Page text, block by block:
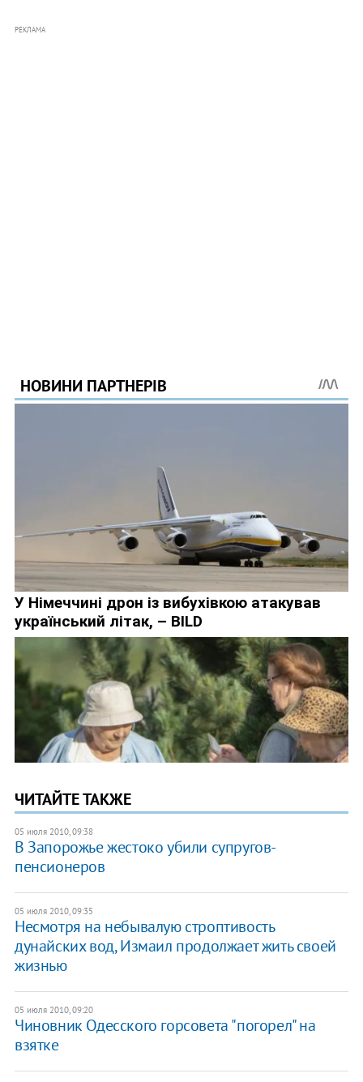
РЕКЛАМА
ЧИТАЙТЕ ТАКЖЕ
05 июля 2010, 09:38
В Запорожье жестоко убили супругов-
пенсионеров
05 июля 2010, 09:35
Несмотря на небывалую строптивость
дунайских вод, Измаил продолжает жить своей
жизнью
05 июля 2010, 09:20
Чиновник Одесского горсовета "погорел" на
взятке